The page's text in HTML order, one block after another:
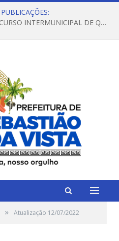
REGULAMENTO DO X CONCURSO INTERMUNICIPAL DE QUADRILHAS JUNINAS – 2026 – ARRAIÁ DA VENEZA
» Atualização 12/07/2022